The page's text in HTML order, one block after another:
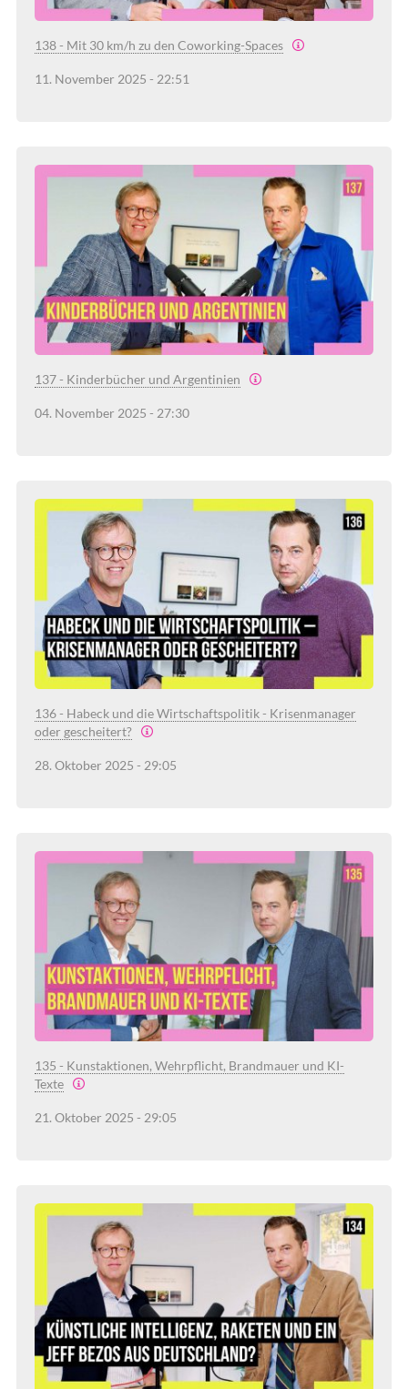
138 - Mit 30 km/h zu den Coworking-Spaces
11. November 2025 - 22:51
137 - Kinderbücher und Argentinien
04. November 2025 - 27:30
136 - Habeck und die Wirtschaftspolitik - Krisenmanager
oder gescheitert?
28. Oktober 2025 - 29:05
135 - Kunstaktionen, Wehrpflicht, Brandmauer und KI-
Texte
21. Oktober 2025 - 29:05